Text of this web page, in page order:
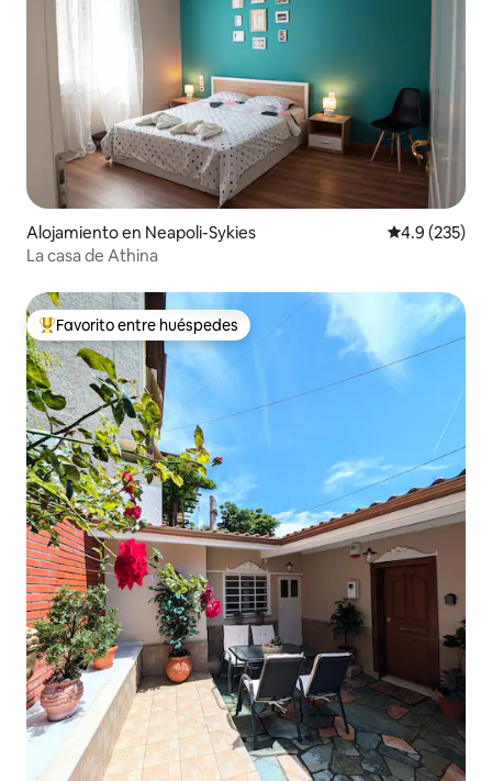
Alojamiento en Neapoli-Sykies Calificación
4.9 (235)
La casa de Athina
Favorito entre huéspedes preferido
Favorito entre huéspedes